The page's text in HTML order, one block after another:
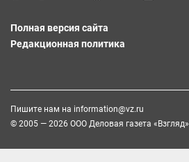
Полная версия сайта
Редакционная политика
Пишите нам на information@vz.ru
© 2005 — 2026 ООО Деловая газета «Взгляд»